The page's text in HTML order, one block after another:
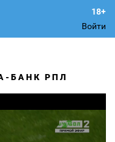
Войти
БАНК РПЛ